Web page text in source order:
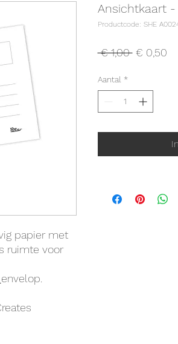
papier met
ruimte voor
envelop.
Ansichtkaart -
Productcode: SHE
€ 1,00 Normale
€ 0,50
Aantal *